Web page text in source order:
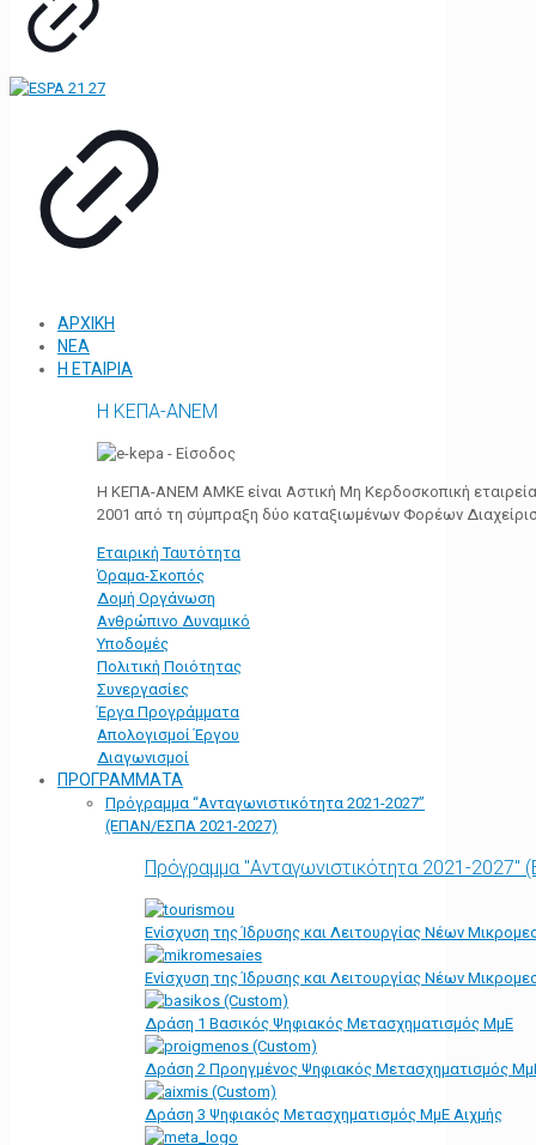
ΑΡΧΙΚΗ
ΝΕΑ
Η ΕΤΑΙΡΙΑ
Η ΚΕΠΑ-ΑΝΕΜ
Η ΚΕΠΑ-ΑΝΕΜ ΑΜΚΕ είναι Αστική Μη Κερδοσκοπική
2001 από τη σύμπραξη δύο καταξιωμένων Φορέων
Εταιρική Ταυτότητα
Όραμα-Σκοπός
Δομή Οργάνωση
Ανθρώπινο Δυναμικό
Υποδομές
Πολιτική Ποιότητας
Συνεργασίες
Έργα Προγράμματα
Απολογισμοί Έργου
Διαγωνισμοί
ΠΡΟΓΡΑΜΜΑΤΑ
Πρόγραμμα “Ανταγωνιστικότητα 2021-2027”
(ΕΠΑΝ/ΕΣΠΑ 2021-2027)
Πρόγραμμα "Ανταγωνιστικότητα 2021-
Ενίσχυση της Ίδρυσης και Λειτουργίας Νέων
Ενίσχυση της Ίδρυσης και Λειτουργίας Νέων
Δράση 1 Βασικός Ψηφιακός Μετασχηματισμός ΜμΕ
Δράση 2 Προηγμένος Ψηφιακός Μετασχηματισμός
Δράση 3 Ψηφιακός Μετασχηματισμός ΜμΕ Αιχμής